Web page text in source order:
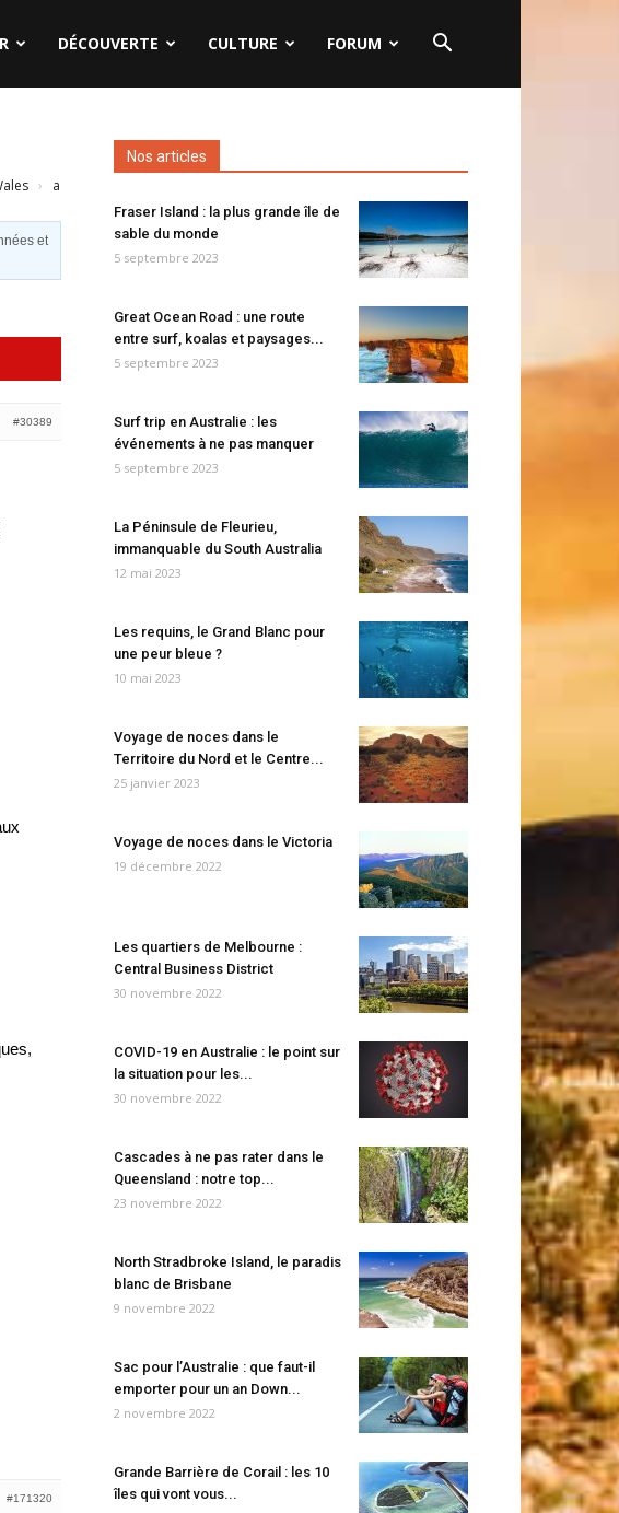
DÉCOUVERTE CULTURE FORUM
›
a
et
#30389
#171320
Nos articles
Fraser Island : la plus grande île de
sable du monde
5 septembre 2023
Great Ocean Road : une route
entre surf, koalas et paysages...
5 septembre 2023
Surf trip en Australie : les
événements à ne pas manquer
5 septembre 2023
La Péninsule de Fleurieu,
immanquable du South Australia
12 mai 2023
Les requins, le Grand Blanc pour
une peur bleue ?
10 mai 2023
Voyage de noces dans le
Territoire du Nord et le Centre...
25 janvier 2023
Voyage de noces dans le Victoria
19 décembre 2022
Les quartiers de Melbourne :
Central Business District
30 novembre 2022
COVID-19 en Australie : le point sur
la situation pour les...
30 novembre 2022
Cascades à ne pas rater dans le
Queensland : notre top...
23 novembre 2022
North Stradbroke Island, le paradis
blanc de Brisbane
9 novembre 2022
Sac pour l’Australie : que faut-il
emporter pour un an Down...
2 novembre 2022
Grande Barrière de Corail : les 10
îles qui vont vous...